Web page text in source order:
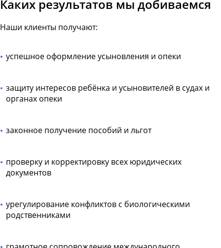
Каких результатов мы добиваемся
Наши клиенты получают:
успешное оформление усыновления и опеки
защиту интересов ребёнка и усыновителей в судах и
органах опеки
законное получение пособий и льгот
проверку и корректировку всех юридических
документов
урегулирование конфликтов с биологическими
родственниками